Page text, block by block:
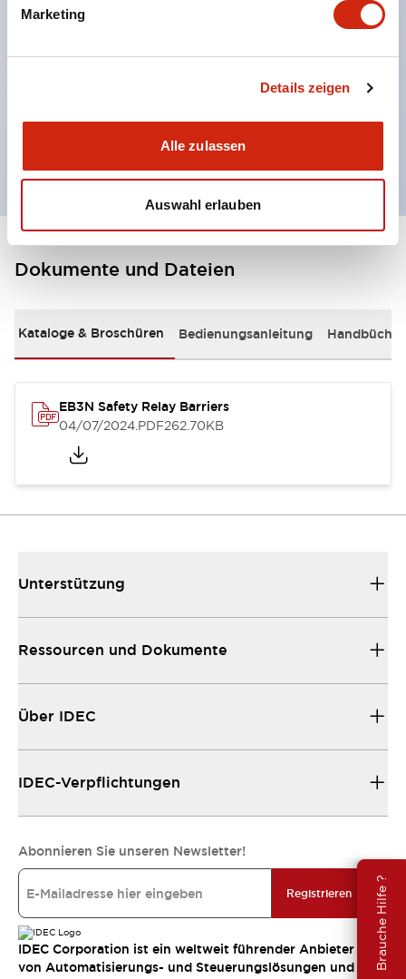
Marketing
Details zeigen
Alle zulassen
Auswahl erlauben
Brauche Hilfe ?
international/IECEx, Nordamerika/FM, UL, c-UL,
Maschinensicherheitszertifizierung = TÜV
Rheinland
Keine Erdung erforderlich.
Dokumente und Dateien
Kataloge & Broschüren Bedienungsanleitung Handbücher
EB3N Safety Relay Barriers
04/07/2024.PDF262.70KB
Unterstützung
Ressourcen und Dokumente
Über IDEC
IDEC-Verpflichtungen
Abonnieren Sie unseren Newsletter!
Registrieren
IDEC Corporation ist ein weltweit führender Anbieter
von Automatisierungs- und Steuerungslösungen und